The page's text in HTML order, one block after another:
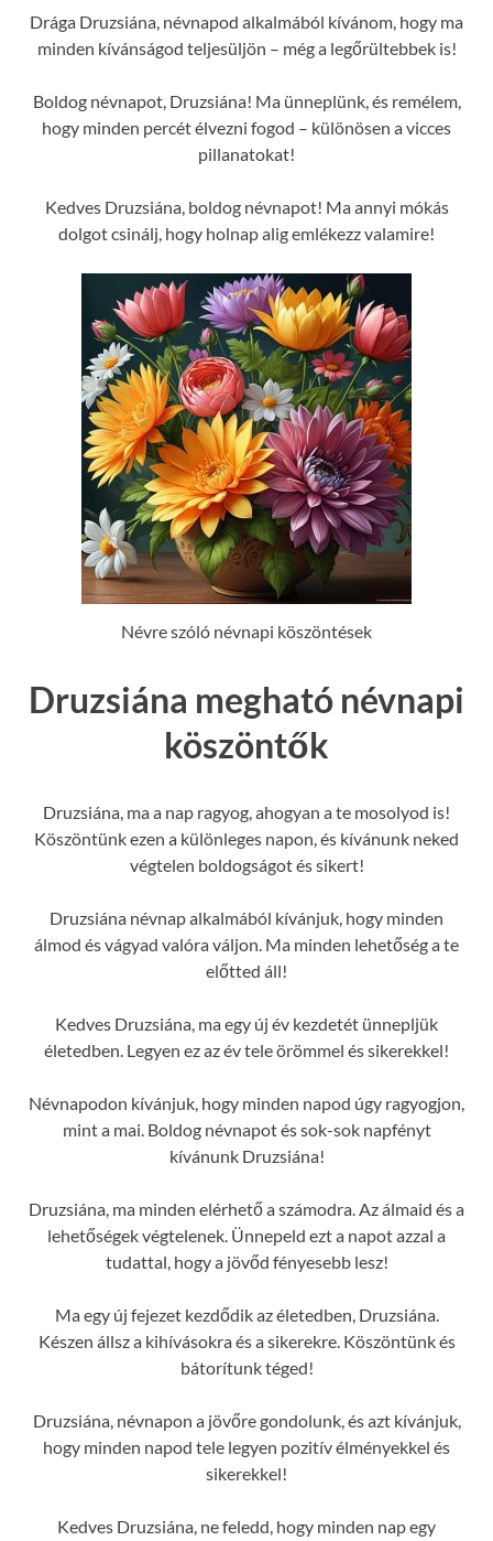
Drága Druzsiána, névnapod alkalmából kívánom, hogy ma
minden kívánságod teljesüljön – még a legőrültebbek is!
Boldog névnapot, Druzsiána! Ma ünneplünk, és remélem,
hogy minden percét élvezni fogod – különösen a vicces
pillanatokat!
Kedves Druzsiána, boldog névnapot! Ma annyi mókás
dolgot csinálj, hogy holnap alig emlékezz valamire!
Névre szóló névnapi köszöntések
Druzsiána megható névnapi
köszöntők
Druzsiána, ma a nap ragyog, ahogyan a te mosolyod is!
Köszöntünk ezen a különleges napon, és kívánunk neked
végtelen boldogságot és sikert!
Druzsiána névnap alkalmából kívánjuk, hogy minden
álmod és vágyad valóra váljon. Ma minden lehetőség a te
előtted áll!
Kedves Druzsiána, ma egy új év kezdetét ünnepljük
életedben. Legyen ez az év tele örömmel és sikerekkel!
Névnapodon kívánjuk, hogy minden napod úgy ragyogjon,
mint a mai. Boldog névnapot és sok-sok napfényt
kívánunk Druzsiána!
Druzsiána, ma minden elérhető a számodra. Az álmaid és a
lehetőségek végtelenek. Ünnepeld ezt a napot azzal a
tudattal, hogy a jövőd fényesebb lesz!
Ma egy új fejezet kezdődik az életedben, Druzsiána.
Készen állsz a kihívásokra és a sikerekre. Köszöntünk és
bátorítunk téged!
Druzsiána, névnapon a jövőre gondolunk, és azt kívánjuk,
hogy minden napod tele legyen pozitív élményekkel és
sikerekkel!
Kedves Druzsiána, ne feledd, hogy minden nap egy